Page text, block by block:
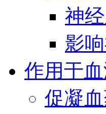
神
影
作用于
促凝